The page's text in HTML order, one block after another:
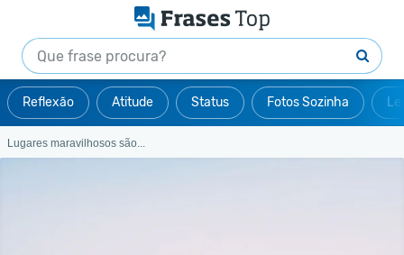
Reflexão Atitude Status Fotos Sozinha
Lugares maravilhosos são...